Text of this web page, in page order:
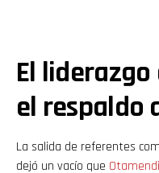
El
el respaldo
La salida de referentes
dejó un vacío que Otamendi